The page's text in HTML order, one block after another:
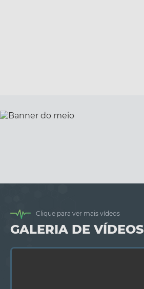
Clique para ver mais vídeos
GALERIA DE VÍDEOS